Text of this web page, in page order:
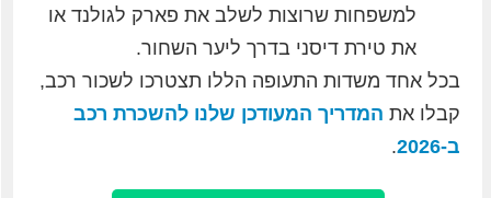
למשפחות שרוצות לשלב את פארק לגולנד או
את טירת דיסני בדרך ליער השחור.
בכל אחד משדות התעופה הללו תצטרכו לשכור רכב,
קבלו את המדריך המעודכן שלנו להשכרת רכב
ב-2026
.